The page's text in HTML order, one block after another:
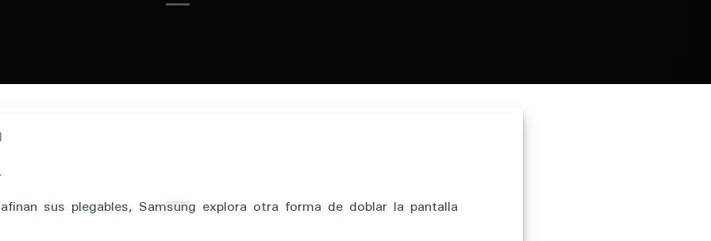
sus plegables, Samsung explora otra forma de doblar la pantalla